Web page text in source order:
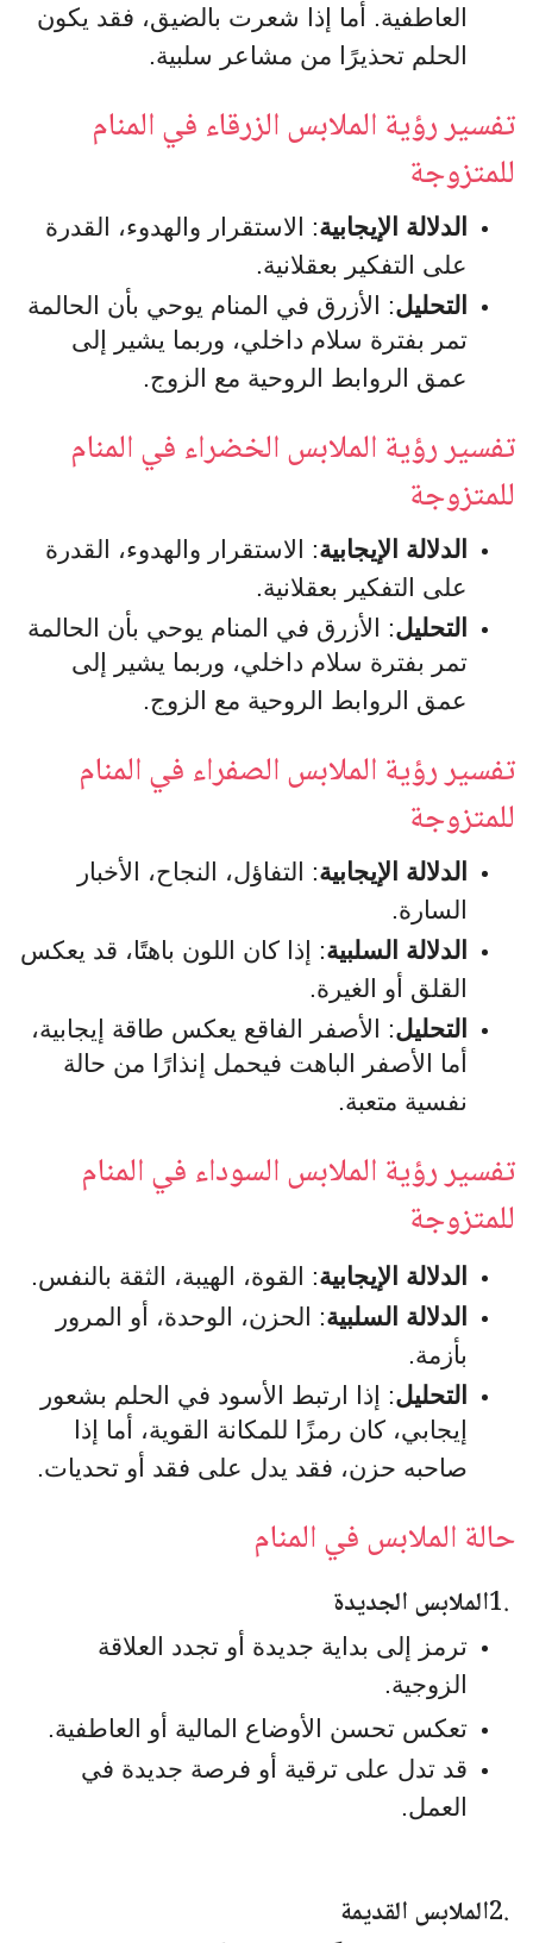
العاطفية. أما إذا شعرت بالضيق، فقد يكون
الحلم تحذيرًا من مشاعر سلبية.
تفسير رؤية الملابس الزرقاء في المنام
للمتزوجة
الدلالة الإيجابية: الاستقرار والهدوء، القدرة
على التفكير بعقلانية.
التحليل: الأزرق في المنام يوحي بأن الحالمة
تمر بفترة سلام داخلي، وربما يشير إلى
عمق الروابط الروحية مع الزوج.
تفسير رؤية الملابس الخضراء في المنام
للمتزوجة
الدلالة الإيجابية: الاستقرار والهدوء، القدرة
على التفكير بعقلانية.
التحليل: الأزرق في المنام يوحي بأن الحالمة
تمر بفترة سلام داخلي، وربما يشير إلى
عمق الروابط الروحية مع الزوج.
تفسير رؤية الملابس الصفراء في المنام
للمتزوجة
الدلالة الإيجابية: التفاؤل، النجاح، الأخبار
السارة.
الدلالة السلبية: إذا كان اللون باهتًا، قد يعكس
القلق أو الغيرة.
التحليل: الأصفر الفاقع يعكس طاقة إيجابية،
أما الأصفر الباهت فيحمل إنذارًا من حالة
نفسية متعبة.
تفسير رؤية الملابس السوداء في المنام
للمتزوجة
الدلالة الإيجابية: القوة، الهيبة، الثقة بالنفس.
الدلالة السلبية: الحزن، الوحدة، أو المرور
بأزمة.
التحليل: إذا ارتبط الأسود في الحلم بشعور
إيجابي، كان رمزًا للمكانة القوية، أما إذا
صاحبه حزن، فقد يدل على فقد أو تحديات.
حالة الملابس في المنام
1.الملابس الجديدة
ترمز إلى بداية جديدة أو تجدد العلاقة
الزوجية.
تعكس تحسن الأوضاع المالية أو العاطفية.
قد تدل على ترقية أو فرصة جديدة في
العمل.
2.الملابس القديمة